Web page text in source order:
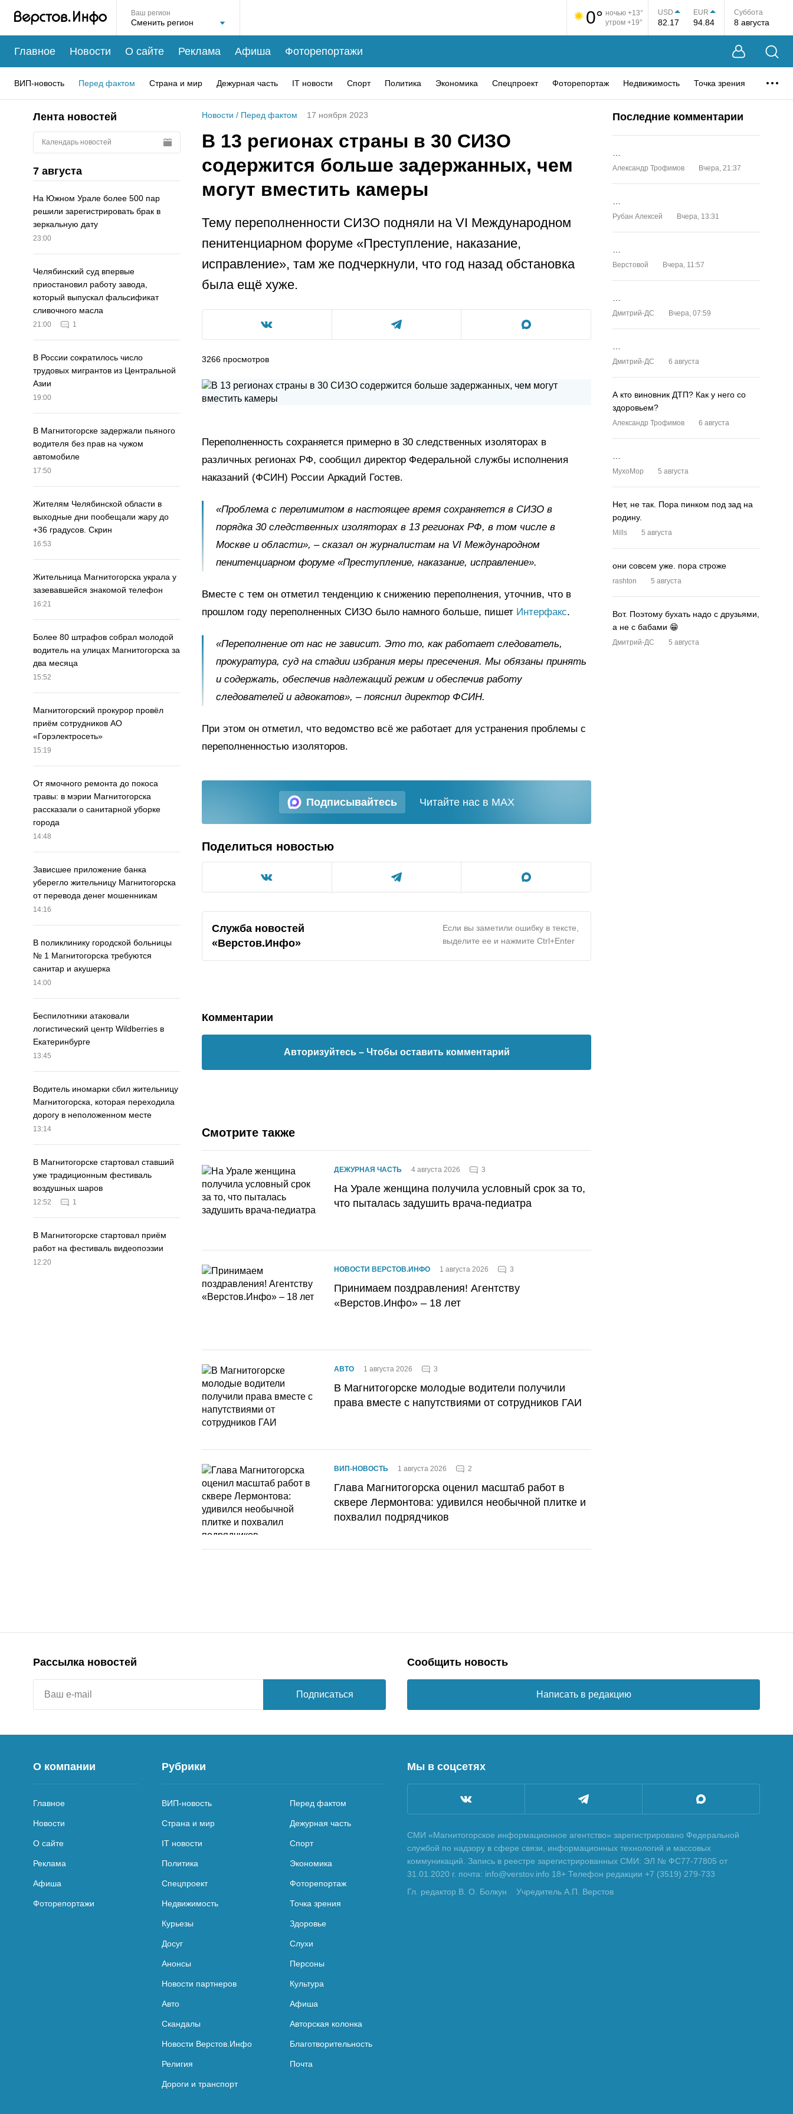
Ваш регион 0° ночью +13°
утром +19°
USD
82.17
EUR
94.84
Суббота
8 августа
Главное Новости О сайте Реклама Афиша Фоторепортажи
ВИП-новость Перед фактом Страна и мир Дежурная часть IT новости Спорт Политика Экономика Спецпроект Фоторепортаж Недвижимость Точка зрения
Лента новостей
Календарь новостей
7 августа
На Южном Урале более 500 пар
решили зарегистрировать брак в
зеркальную дату
23:00
Челябинский суд впервые
приостановил работу завода,
который выпускал фальсификат
сливочного масла
21:00 1
В России сократилось число
трудовых мигрантов из Центральной
Азии
19:00
В Магнитогорске задержали пьяного
водителя без прав на чужом
автомобиле
17:50
Жителям Челябинской области в
выходные дни пообещали жару до
+36 градусов. Скрин
16:53
Жительница Магнитогорска украла у
зазевавшейся знакомой телефон
16:21
Более 80 штрафов собрал молодой
водитель на улицах Магнитогорска за
два месяца
15:52
Магнитогорский прокурор провёл
приём сотрудников АО
«Горэлектросеть»
15:19
От ямочного ремонта до покоса
травы: в мэрии Магнитогорска
рассказали о санитарной уборке
города
14:48
Зависшее приложение банка
уберегло жительницу Магнитогорска
от перевода денег мошенникам
14:16
В поликлинику городской больницы
№ 1 Магнитогорска требуются
санитар и акушерка
14:00
Беспилотники атаковали
логистический центр Wildberries в
Екатеринбурге
13:45
Водитель иномарки сбил жительницу
Магнитогорска, которая переходила
дорогу в неположенном месте
13:14
В Магнитогорске стартовал ставший
уже традиционным фестиваль
воздушных шаров
12:52 1
В Магнитогорске стартовал приём
работ на фестиваль видеопоэзии
12:20
Новости / Перед фактом 17 ноября 2023
В 13 регионах страны в 30 СИЗО
содержится больше задержанных, чем
могут вместить камеры
Тему переполненности СИЗО подняли на VI Международном
пенитенциарном форуме «Преступление, наказание,
исправление», там же подчеркнули, что год назад обстановка
была ещё хуже.
3266 просмотров
Переполненность сохраняется примерно в 30 следственных изоляторах в
различных регионах РФ, сообщил директор Федеральной службы исполнения
наказаний (ФСИН) России Аркадий Гостев.
«Проблема с перелимитом в настоящее время сохраняется в СИЗО в
порядка 30 следственных изоляторах в 13 регионах РФ, в том числе в
Москве и области», – сказал он журналистам на VI Международном
пенитенциарном форуме «Преступление, наказание, исправление».
Вместе с тем он отметил тенденцию к снижению переполнения, уточнив, что в
прошлом году переполненных СИЗО было намного больше, пишет Интерфакс.
«Переполнение от нас не зависит. Это то, как работает следователь,
прокуратура, суд на стадии избрания меры пресечения. Мы обязаны принять
и содержать, обеспечив надлежащий режим и обеспечив работу
следователей и адвокатов», – пояснил директор ФСИН.
При этом он отметил, что ведомство всё же работает для устранения проблемы с
переполненностью изоляторов.
Подписывайтесь Читайте нас в MAX
Поделиться новостью
Служба новостей
«Верстов.Инфо»
Если вы заметили ошибку в тексте,
выделите ее и нажмите Ctrl+Enter
Комментарии
Авторизуйтесь – Чтобы оставить комментарий
Смотрите также
ДЕЖУРНАЯ ЧАСТЬ 4 августа 2026 3
На Урале женщина получила условный срок за то,
что пыталась задушить врача-педиатра
НОВОСТИ ВЕРСТОВ.ИНФО 1 августа 2026 3
Принимаем поздравления! Агентству
«Верстов.Инфо» – 18 лет
АВТО 1 августа 2026 3
В Магнитогорске молодые водители получили
права вместе с напутствиями от сотрудников ГАИ
ВИП-НОВОСТЬ 1 августа 2026 2
Глава Магнитогорска оценил масштаб работ в
сквере Лермонтова: удивился необычной плитке и
похвалил подрядчиков
Последние комментарии
Александр Трофимов Вчера, 21:37
Рубан Алексей Вчера, 13:31
Верстовой Вчера, 11:57
Дмитрий-ДС Вчера, 07:59
Дмитрий-ДС 6 августа
А кто виновник ДТП? Как у него со
здоровьем?
Александр Трофимов 6 августа
MyxoMop 5 августа
Нет, не так. Пора пинком под зад на
родину.
Mills 5 августа
они совсем уже. пора строже
rashton 5 августа
Вот. Поэтому бухать надо с друзьями,
а не с бабами 😁
Дмитрий-ДС 5 августа
Рассылка новостей
Подписаться
Сообщить новость
Написать в редакцию
О компании
Главное
Новости
О сайте
Реклама
Афиша
Фоторепортажи
Рубрики
ВИП-новость Перед фактом
Страна и мир Дежурная часть
IT новости Спорт
Политика Экономика
Спецпроект Фоторепортаж
Недвижимость Точка зрения
Курьезы Здоровье
Досуг Слухи
Анонсы Персоны
Новости партнеров Культура
Авто Афиша
Скандалы Авторская колонка
Новости Верстов.Инфо Благотворительность
Религия Почта
Дороги и транспорт
Мы в соцсетях
СМИ «Магнитогорское информационное агентство» зарегистрировано Федеральной
службой по надзору в сфере связи, информационных технологий и массовых
коммуникаций. Запись в реестре зарегистрированных СМИ: ЭЛ № ФС77-77805 от
31.01.2020 г. почта: info@verstov.info 18+ Телефон редакции +7 (3519) 279-733
Гл. редактор В. О. Болкун
Учредитель А.П. Верстов